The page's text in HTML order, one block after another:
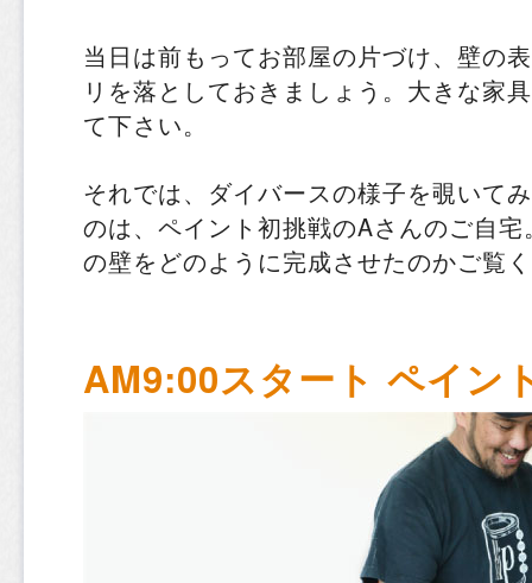
当日は前もってお部屋の片づけ、壁の
リを落としておきましょう。大きな家
て下さい。
それでは、ダイバースの様子を覗いて
のは、ペイント初挑戦のAさんのご自
の壁をどのように完成させたのかご覧
AM9:00スタート ペイン